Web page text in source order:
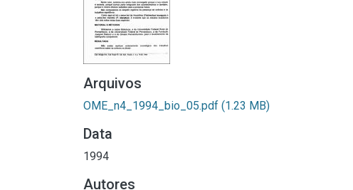
Arquivos
OME_n4_1994_bio_05.pdf (1.23 MB)
Data
1994
Autores